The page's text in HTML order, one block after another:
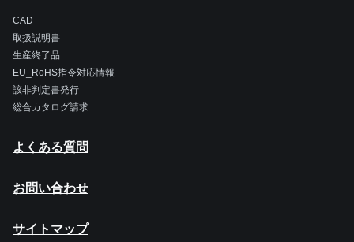
CAD
取扱説明書
生産終了品
EU_RoHS指令対応情報
該非判定書発行
総合カタログ請求
よくある質問
お問い合わせ
サイトマップ